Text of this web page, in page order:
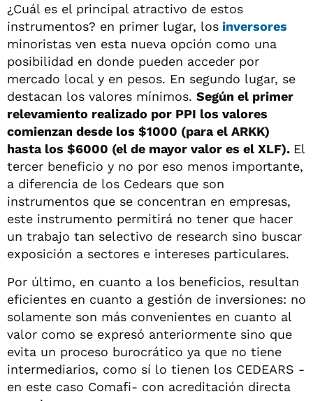
¿Cuál es el principal atractivo de estos
instrumentos? en primer lugar, los inversores
minoristas ven esta nueva opción como una
posibilidad en donde pueden acceder por
mercado local y en pesos. En segundo lugar, se
destacan los valores mínimos. Según el primer
relevamiento realizado por PPI los valores
comienzan desde los $1000 (para el ARKK)
hasta los $6000 (el de mayor valor es el XLF). El
tercer beneficio y no por eso menos importante,
a diferencia de los Cedears que son
instrumentos que se concentran en empresas,
este instrumento permitirá no tener que hacer
un trabajo tan selectivo de research sino buscar
exposición a sectores e intereses particulares.
Por último, en cuanto a los beneficios, resultan
eficientes en cuanto a gestión de inversiones: no
solamente son más convenientes en cuanto al
valor como se expresó anteriormente sino que
evita un proceso burocrático ya que no tiene
intermediarios, como sí lo tienen los CEDEARS -
en este caso Comafi- con acreditación directa